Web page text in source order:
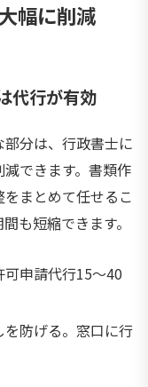
幅に削減
代行が有効
分は、行政書士に
できます。書類作
まとめて任せるこ
も短縮できます。
申請代行15〜40
防げる。窓口に行